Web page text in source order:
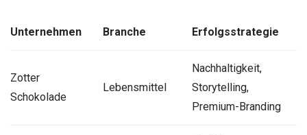
Unternehmen Branche Erfolgsstrategie
Zotter
Schokolade
Lebensmittel
Nachhaltigkeit,
Storytelling,
Premium-Branding